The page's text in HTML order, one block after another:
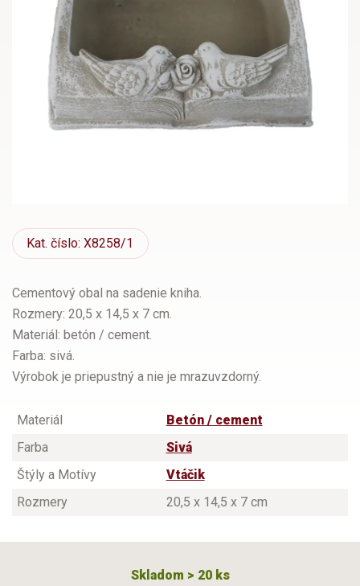
Kat. číslo: X8258/1
Cementový obal na sadenie kniha.
Rozmery: 20,5 x 14,5 x 7 cm.
Materiál: betón / cement.
Farba: sivá.
Výrobok je priepustný a nie je mrazuvzdorný.
Materiál
Betón / cement
Farba
Sivá
Štýly a Motívy
Vtáčik
Rozmery
20,5 x 14,5 x 7 cm
Skladom > 20 ks